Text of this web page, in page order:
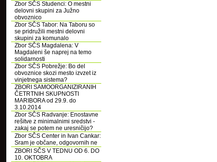
Zbor SČS Studenci: O mestni
delovni skupini za Južno
obvoznico
Zbor SČS Tabor: Na Taboru so
se pridružili mestni delovni
skupini za komunalo
Zbor SČS Magdalena: V
Magdaleni še naprej na temo
solidarnosti
Zbor SČS Pobrežje: Bo del
obvoznice skozi mesto izvzet iz
vinjetnega sistema?
ZBORI SAMOORGANIZIRANIH
ČETRTNIH SKUPNOSTI
MARIBORA od 29.9. do
3.10.2014
Zbor SČS Radvanje: Enostavne
rešitve z minimalnimi sredstvi -
zakaj se potem ne uresničijo?
Zbor SČS Center in Ivan Cankar:
Sram je občane, odgovornih ne
ZBORI SČS V TEDNU OD 6. DO
10. OKTOBRA